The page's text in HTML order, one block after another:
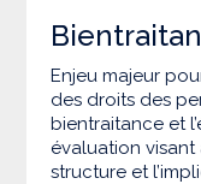
Enjeu majeur
des droits des
bientraitance et
évaluation visant
structure et